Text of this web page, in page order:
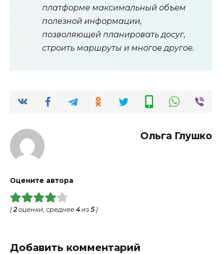
платформе максимальный объем
полезной информации,
позволяющей планировать досуг,
строить маршруты и многое другое.
Ольга Глушко
Оцените автора
(2оценки, среднее 4из 5)
Добавить комментарий